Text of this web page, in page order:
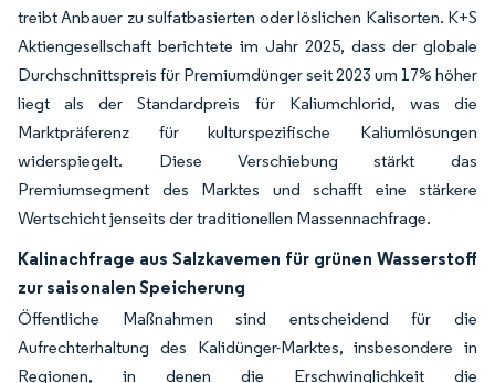
treibt Anbauer zu sulfatbasierten oder löslichen Kalisorten. K+S
Aktiengesellschaft berichtete im Jahr 2025, dass der globale
Durchschnittspreis für Premiumdünger seit 2023 um 17% höher
liegt als der Standardpreis für Kaliumchlorid, was die
Marktpräferenz für kulturspezifische Kaliumlösungen
widerspiegelt. Diese Verschiebung stärkt das
Premiumsegment des Marktes und schafft eine stärkere
Wertschicht jenseits der traditionellen Massennachfrage.
Kalinachfrage aus Salzkavemen für grünen Wasserstoff
zur saisonalen Speicherung
Öffentliche Maßnahmen sind entscheidend für die
Aufrechterhaltung des Kalidünger-Marktes, insbesondere in
Regionen, in denen die Erschwinglichkeit die